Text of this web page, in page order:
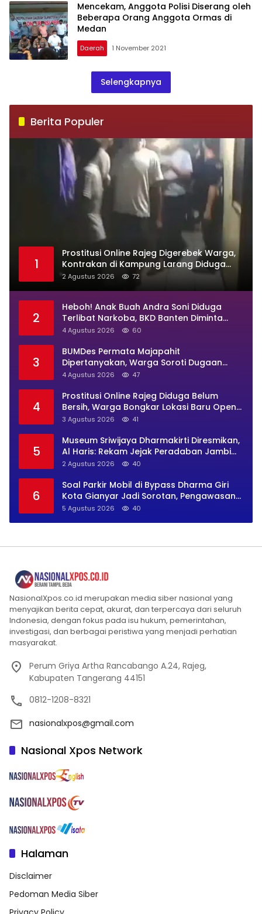
Mencekam, Anggota Polisi Diserang oleh
Beberapa Orang Anggota Ormas di
Medan
Daerah 1 November 2021
Selengkapnya
Berita Populer
1
Prostitusi Online Rajeg Digerebek Warga,
Kontrakan di Kampung Larang Diduga
Jadi Sarang Maksiat
2 Agustus 2026 72
2
Heboh! Anak Buah Andra Soni Diduga
Terlibat Narkoba, BKD Banten Diminta
Buka Suara
4 Agustus 2026 60
3
BUMDes Permata Majapahit
Dipertanyakan, Warga Soroti Dugaan
Pengelolaan Tak Transparan
4 Agustus 2026 47
4
Prostitusi Online Rajeg Diduga Belum
Bersih, Warga Bongkar Lokasi Baru Open
BO Usai Penggerebekan
3 Agustus 2026 41
5
Museum Sriwijaya Dharmakirti Diresmikan,
Al Haris: Rekam Jejak Peradaban Jambi
Secara Utuh
2 Agustus 2026 40
6
Soal Parkir Mobil di Bypass Dharma Giri
Kota Gianyar Jadi Sorotan, Pengawasan
Inkait Dipertanyakan
5 Agustus 2026 40
NasionalXpos.co.id merupakan media siber nasional yang
menyajikan berita cepat, akurat, dan terpercaya dari seluruh
Indonesia, dengan fokus pada isu hukum, pemerintahan,
investigasi, dan berbagai peristiwa yang menjadi perhatian
masyarakat.
Perum Griya Artha Rancabango A.24, Rajeg,
Kabupaten Tangerang 44151
0812-1208-8321
nasionalxpos@gmail.com
Nasional Xpos Network
Halaman
Disclaimer
Pedoman Media Siber